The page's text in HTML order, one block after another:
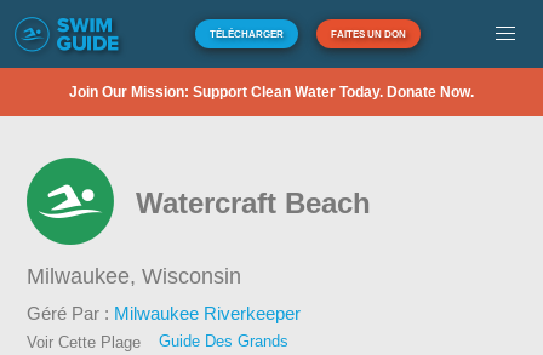
TÉLÉCHARGER FAITES UN DON
Join Our Mission: Support Clean Water Today. Donate Now.
Watercraft Beach
Milwaukee,Wisconsin
Géré Par : Milwaukee Riverkeeper
Voir Cette Plage
Guide Des Grands